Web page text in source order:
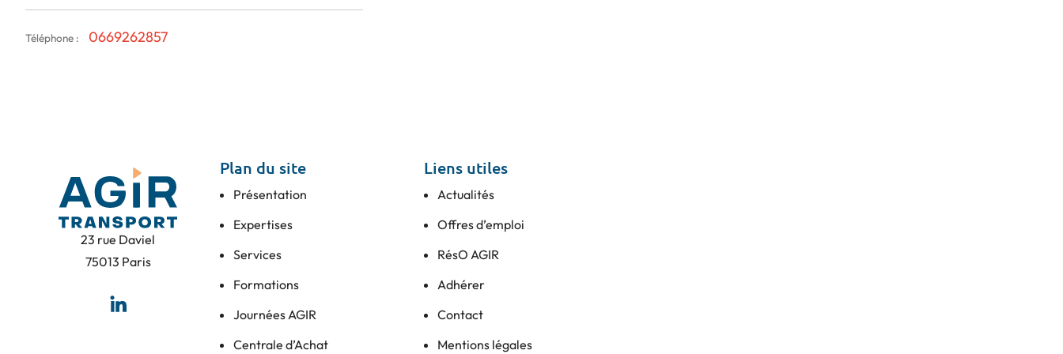
Téléphone : 0669262857
23 rue Daviel
75013 Paris
Plan du site
Présentation
Expertises
Services
Formations
Journées AGIR
Centrale d’Achat
Liens utiles
Actualités
Offres d’emploi
RésO AGIR
Adhérer
Contact
Mentions légales